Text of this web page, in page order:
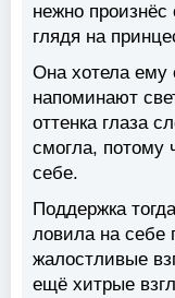
нежно
глядя на
Она хотела ему
напоминают
оттенка глаза
смогла, потому
себе.
Поддержка
ловила на себе
жалостливые
ещё хитрые